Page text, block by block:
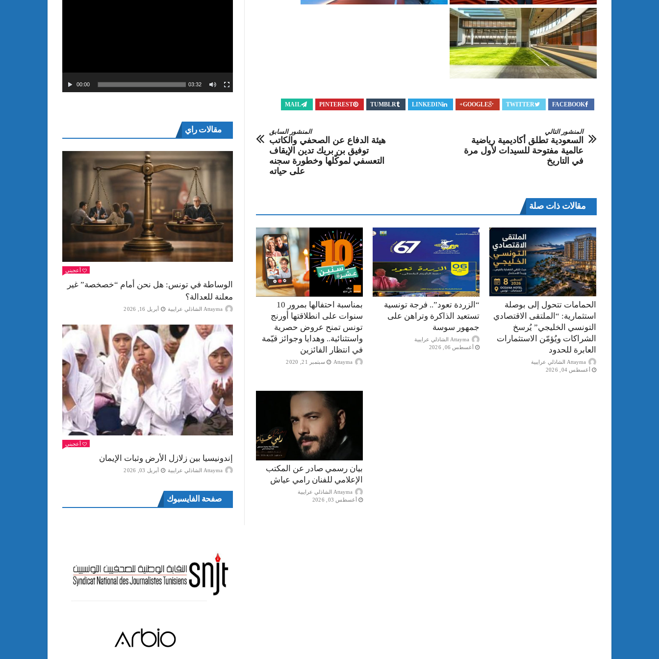
FACEBOOK
TWITTER
GOOGLE+
LINKEDIN
TUMBLR
PINTEREST
MAIL
المنشور السابق
هيئة الدفاع عن الصحفي والكاتب
توفيق بن بريك تدين الإيقاف
التعسفي لموكّلها وخطورة سجنه
على حياته
المنشور التالي
السعودية تطلق أكاديمية رياضية
عالمية مفتوحة للسيدات لأول مرة
في التاريخ
مقالات ذات صلة
بمناسبة احتفالها بمرور 10
سنوات على انطلاقتها أورنج
تونس تمنح عروض حصرية
واستثنائية.. وهدايا وجوائز قيّمة
في انتظار الفائزين
Attayma سبتمبر 21, 2020
“الزردة تعود”.. فرجة تونسية
تستعيد الذاكرة وتراهن على
جمهور سوسة
Attayma الشاذلي عرايبية
أغسطس 06, 2026
الحمامات تتحول إلى بوصلة
استثمارية: “الملتقى الاقتصادي
التونسي الخليجي” يُرسخ
الشراكات ويُؤمّن الاستثمارات
العابرة للحدود
Attayma الشاذلي عرايبية
أغسطس 04, 2026
بيان رسمي صادر عن المكتب
الإعلامي للفنان رامي عياش
Attayma الشاذلي عرايبية
أغسطس 03, 2026
00:00 03:32
مقالات راي
أعجبني
الوساطة في تونس: هل نحن أمام “خصخصة” غير
معلنة للعدالة؟
Attayma الشاذلي عرايبية أبريل 16, 2026
أعجبني
إندونيسيا بين زلازل الأرض وثبات الإيمان
Attayma الشاذلي عرايبية أبريل 03, 2026
صفحة الفايسبوك